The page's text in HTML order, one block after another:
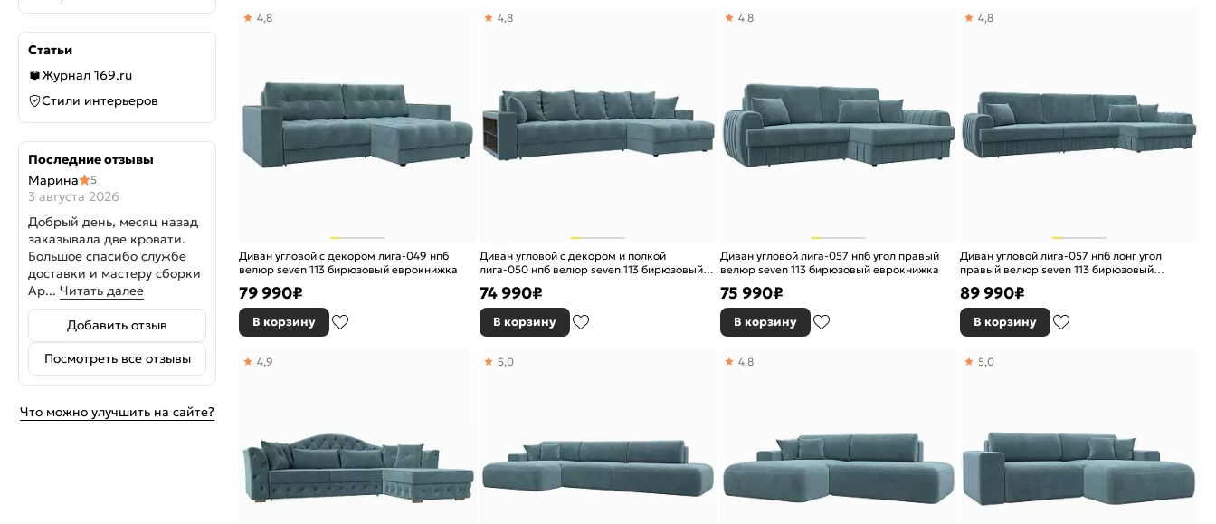
Статьи
Журнал 169.ru
Стили интерьеров
Последние отзывы
Марина
5
3 августа 2026
Добрый день, месяц назад
заказывала две кровати.
Большое спасибо службе
доставки и мастеру сборки
Ар... Читать далее
Добавить отзыв
Посмотреть все отзывы
Что можно улучшить на сайте?
Диван угловой с декором лига-049 нпб
велюр seven 113 бирюзовый еврокнижка
4,8
79 990₽
В корзину
Диван угловой с декором и полкой
лига-050 нпб велюр seven 113 бирюзовый
4,8
74 990₽
В корзину
Диван угловой лига-057 нпб угол правый
велюр seven 113 бирюзовый еврокнижка
4,8
75 990₽
В корзину
Диван угловой лига-057 нпб лонг угол
правый велюр seven 113 бирюзовый
4,8
89 990₽
В корзину
4,9 5,0 4,8 5,0